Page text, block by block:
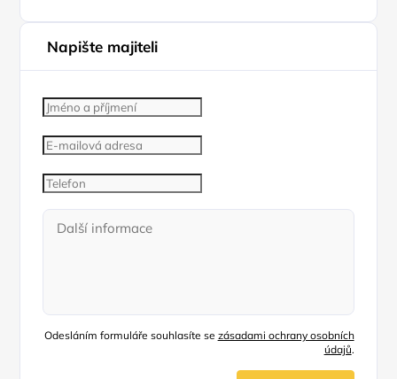
Napište majiteli
Odesláním formuláře souhlasíte se zásadami ochrany osobních
údajů.